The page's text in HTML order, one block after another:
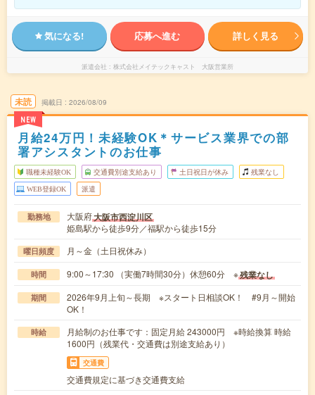
気になる! 応募へ進む 詳しく見る
派遣会社 株式会社メイテックキャスト 大阪営業所
未読
NEW
掲載日 2026/08/09
月給24万円！未経験OK＊サービス業界での部
署アシスタントのお仕事
職種未経験OK 交通費別途支給あり 土日祝日が休み 残業なし
WEB登録OK 派遣
勤務地 大阪府大阪市西淀川区
姫島駅から徒歩9分／福駅から徒歩15分
曜日頻度 月～金（土日祝休み）
時間 9:00～17:30 （実働7時間30分）休憩60分 ※残業なし
期間
2026年9月上旬～長期 ※スタート日相談OK！ #9月～開始
OK！
時給
月給制のお仕事です：固定月給 243000円 ※時給換算 時給
1600円（残業代・交通費は別途支給あり）
交通費
交通費規定に基づき交通費支給